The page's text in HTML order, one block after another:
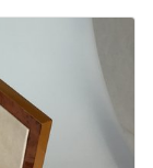
commentaire